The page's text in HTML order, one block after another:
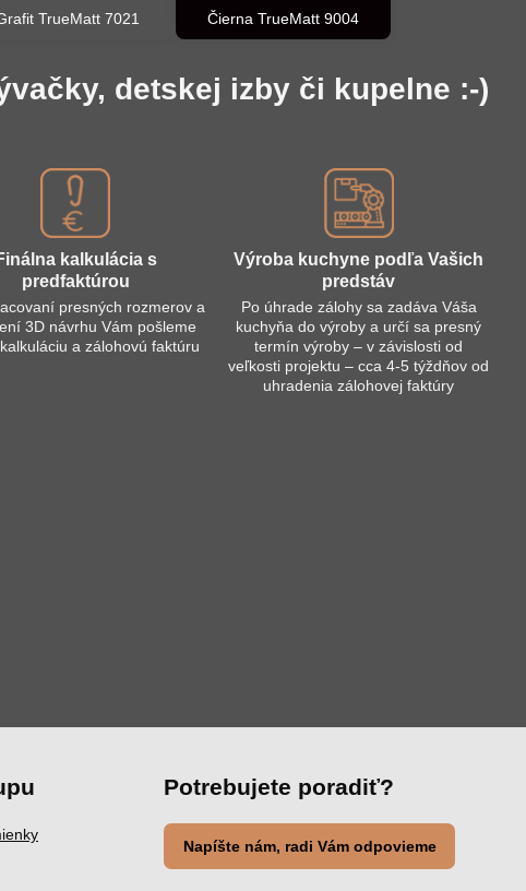
TrueMatt 7021 Čierna TrueMatt 9004
detskej izby či kupelne :-)
kalkulácia s
predfaktúrou
presných rozmerov a
3D návrhu Vám pošleme
a zálohovú faktúru
Výroba kuchyne podľa Vašich
predstáv
Po úhrade zálohy sa zadáva Váša
kuchyňa do výroby a určí sa presný
termín výroby – v závislosti od
veľkosti projektu – cca 4-5 týždňov od
uhradenia zálohovej faktúry
Potrebujete poradiť?
Napíšte nám, radi Vám odpovieme